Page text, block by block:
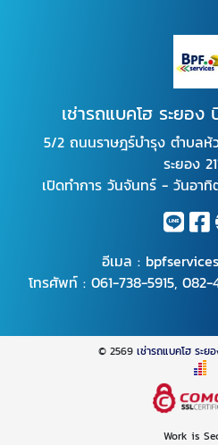
เช่ารถแบคโฮ ระยอ
5/2 ถนนราษฎร์บำรุง ตำบลห้
ระยอง
เปิดทำการ วันจันทร์ - วันอา
อีเมล :
โทรศัพท์ : 061-738-5915, 082-
© 2569 เช่ารถแบคโฮ ระ
Work is